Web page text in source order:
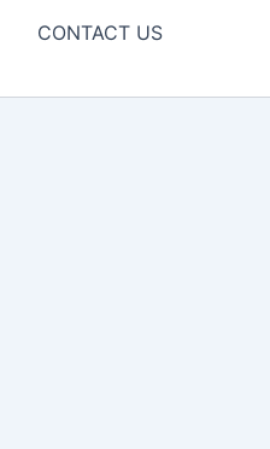
CONTACT US